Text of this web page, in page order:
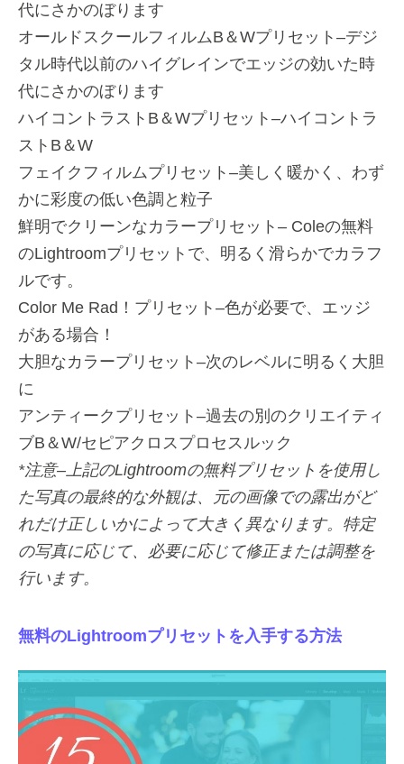
代にさかのぼります
オールドスクールフィルムB＆Wプリセット–デジ
タル時代以前のハイグレインでエッジの効いた時
代にさかのぼります
ハイコントラストB＆Wプリセット–ハイコントラ
ストB＆W
フェイクフィルムプリセット–美しく暖かく、わず
かに彩度の低い色調と粒子
鮮明でクリーンなカラープリセット– Coleの無料
のLightroomプリセットで、明るく滑らかでカラフ
ルです。
Color Me Rad！プリセット–色が必要で、エッジ
がある場合！
大胆なカラープリセット–次のレベルに明るく大胆
に
アンティークプリセット–過去の別のクリエイティ
ブB＆W/セピアクロスプロセスルック
*注意–上記のLightroomの無料プリセットを使用し
た写真の最終的な外観は、元の画像での露出がど
れだけ正しいかによって大きく異なります。特定
の写真に応じて、必要に応じて修正または調整を
行います。
無料のLightroomプリセットを入手する方法